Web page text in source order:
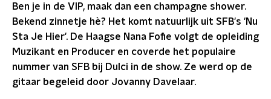
Ben je in de VIP, maak dan een champagne shower.
Bekend zinnetje hè? Het komt natuurlijk uit SFB's 'Nu
Sta Je Hier'. De Haagse Nana Fofie volgt de opleiding
Muzikant en Producer en coverde het populaire
nummer van SFB bij Dulci in de show. Ze werd op de
gitaar begeleid door Jovanny Davelaar.